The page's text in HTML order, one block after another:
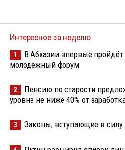
Интересное за неделю
1
В Абхазии впервые
молодёжный форум
2
Пенсию по старости
уровне не ниже 40% от
3 Законы, вступающие в силу